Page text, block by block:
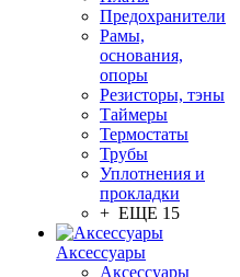
Предохранители
Рамы,
основания,
опоры
Резисторы, тэны
Таймеры
Термостаты
Трубы
Уплотнения и
прокладки
+ ЕЩЕ 15
Аксессуары
Аксессуары